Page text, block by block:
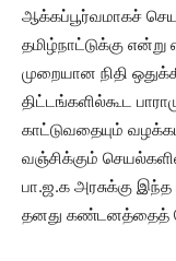
ஆக்கப்பூர்வமாகச்
தமிழ்நாட்டுக்கு
முறையான நிதி
திட்டங்களில்கூட
காட்டுவதையும்
வஞ்சிக்கும்
பா.ஜ.க அரசுக்கு
தனது கண்டனத்தைத்